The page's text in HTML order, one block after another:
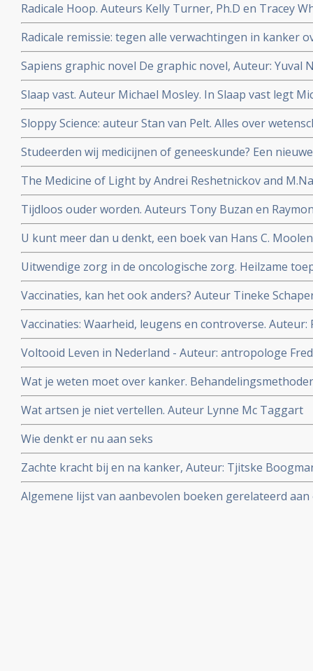
Radicale Hoop. Auteurs Kelly Turner, Ph.D en Tracey
Radicale Remissie
Radicale remissie: tegen alle verwachtingen in kanker
Turner
Sapiens graphic novel De graphic novel, Auteur: Yuval
mensheid in stripverhaal
Slaap vast. Auteur Michael Mosley. In Slaap vast legt
slaapproblemen ontstaan en hoe je die met vasten,
kunt aanpakken.
Sloppy Science: auteur Stan van Pelt. Alles over
nepcongressen
Studeerden wij medicijnen of geneeskunde? Een
chronische aandoeningen. Auteur: Lieneke van de
The Medicine of Light by Andrei Reshetnickov and
wordt uitgelegd hoe PDT met radachlorin-
fotosensitizer succesvol kankerpatienten kan helpen
Tijdloos ouder worden. Auteurs Tony Buzan en
doorprikken van leeftijdsgebonden mentale
U kunt meer dan u denkt, een boek van Hans C.
met kanker.
Uitwendige zorg in de oncologische zorg. Heilzame
antroposofische verpleegkundige Zorg. Auteur: Toke
Vaccinaties, kan het ook anders? Auteur Tineke
Vaccinaties: Waarheid, leugens en controverse. Auteur:
Voltooid Leven in Nederland - Auteur: antropologe
ervaren, willen en doen als zij het leven voltooid vinden
Wat je weten moet over kanker.
Auteur Lynne McTaggert
Wat artsen je niet vertellen. Auteur Lynne Mc Taggart
Wie denkt er nu aan seks
Zachte kracht bij en na kanker, Auteur: Tjitske
Janneke Boshouwers. Yoga bij en na kanker.
Algemene lijst van aanbevolen boeken gerelateerd